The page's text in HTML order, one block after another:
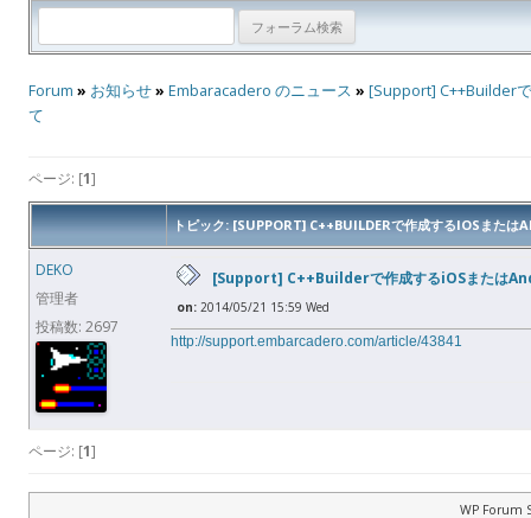
Forum » お知らせ» Embaracadero のニュース » [Support] C++Builder
て
ページ: [1]
トピック: [SUPPORT] C++BUILDERで作成するIOSまた
DEKO
管理者
投稿数: 2697
[Support] C++Builderで作成するiOSまたは
on: 2014/05/21 15:59 Wed
http://support.embarcadero.com/article/43841
ページ: [1]
WP Forum